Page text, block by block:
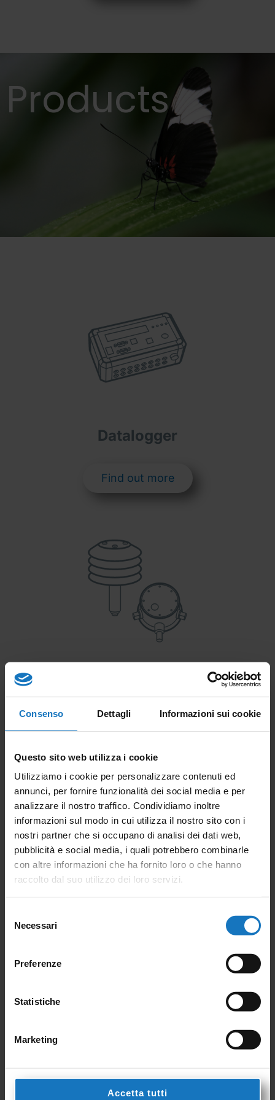
Consenso Dettagli Informazioni sui cookie
Questo sito web utilizza i cookie
Utilizziamo i cookie per personalizzare contenuti ed
annunci, per fornire funzionalità dei social media e per
analizzare il nostro traffico. Condividiamo inoltre
informazioni sul modo in cui utilizza il nostro sito con i
nostri partner che si occupano di analisi dei dati web,
pubblicità e social media, i quali potrebbero combinarle
con altre informazioni che ha fornito loro o che hanno
raccolto dal suo utilizzo dei loro servizi.
delNecessari
Preferenze
Statistiche
Marketing
Accetta tutti
Products
Datalogger
Find out more
Find out more